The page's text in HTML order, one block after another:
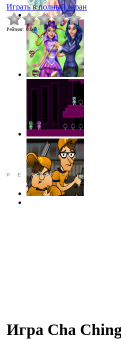
Играть в полный экран
Рейтинг: 0.0/0
РЕКЛАМА
Игра Cha